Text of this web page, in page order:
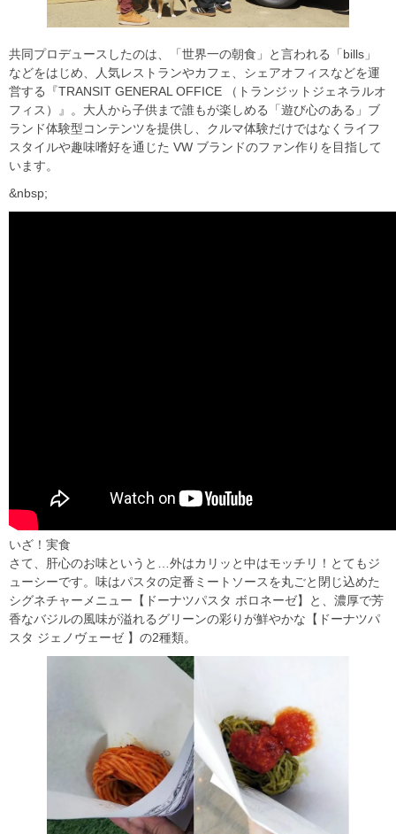
共同プロデュースしたのは、「世界一の朝食」と言われる「bills」
などをはじめ、人気レストランやカフェ、シェアオフィスなどを運
営する『TRANSIT GENERAL OFFICE （トランジットジェネラルオ
フィス）』。大人から子供まで誰もが楽しめる「遊び心のある」ブ
ランド体験型コンテンツを提供し、クルマ体験だけではなくライフ
スタイルや趣味嗜好を通じた VW ブランドのファン作りを目指して
います。
&nbsp;
いざ！実食
さて、肝心のお味というと…外はカリッと中はモッチリ！とてもジ
ューシーです。味はパスタの定番ミートソースを丸ごと閉じ込めた
シグネチャーメニュー 【ドーナツパスタ ボロネーゼ】
と、濃厚で芳
香なバジルの風味が溢れるグリーンの彩りが鮮やかな 【ドーナツパ
スタ ジェノヴェーゼ 】 の2種類。